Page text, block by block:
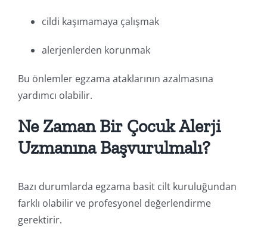
cildi kaşımamaya çalışmak
alerjenlerden korunmak
Bu önlemler egzama ataklarının azalmasına
yardımcı olabilir.
Ne Zaman Bir Çocuk Alerji
Uzmanına Başvurulmalı?
Bazı durumlarda egzama basit cilt kuruluğundan
farklı olabilir ve profesyonel değerlendirme
gerektirir.